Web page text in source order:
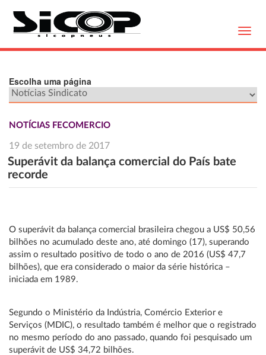
Escolha uma página
NOTÍCIAS FECOMERCIO
19 de setembro de 2017
Superávit da balança comercial do País bate
recorde
O superávit da balança comercial brasileira chegou a US$ 50,56
bilhões no acumulado deste ano, até domingo (17), superando
assim o resultado positivo de todo o ano de 2016 (US$ 47,7
bilhões), que era considerado o maior da série histórica –
iniciada em 1989.
Segundo o Ministério da Indústria, Comércio Exterior e
Serviços (MDIC), o resultado também é melhor que o registrado
no mesmo período do ano passado, quando foi pesquisado um
superávit de US$ 34,72 bilhões.